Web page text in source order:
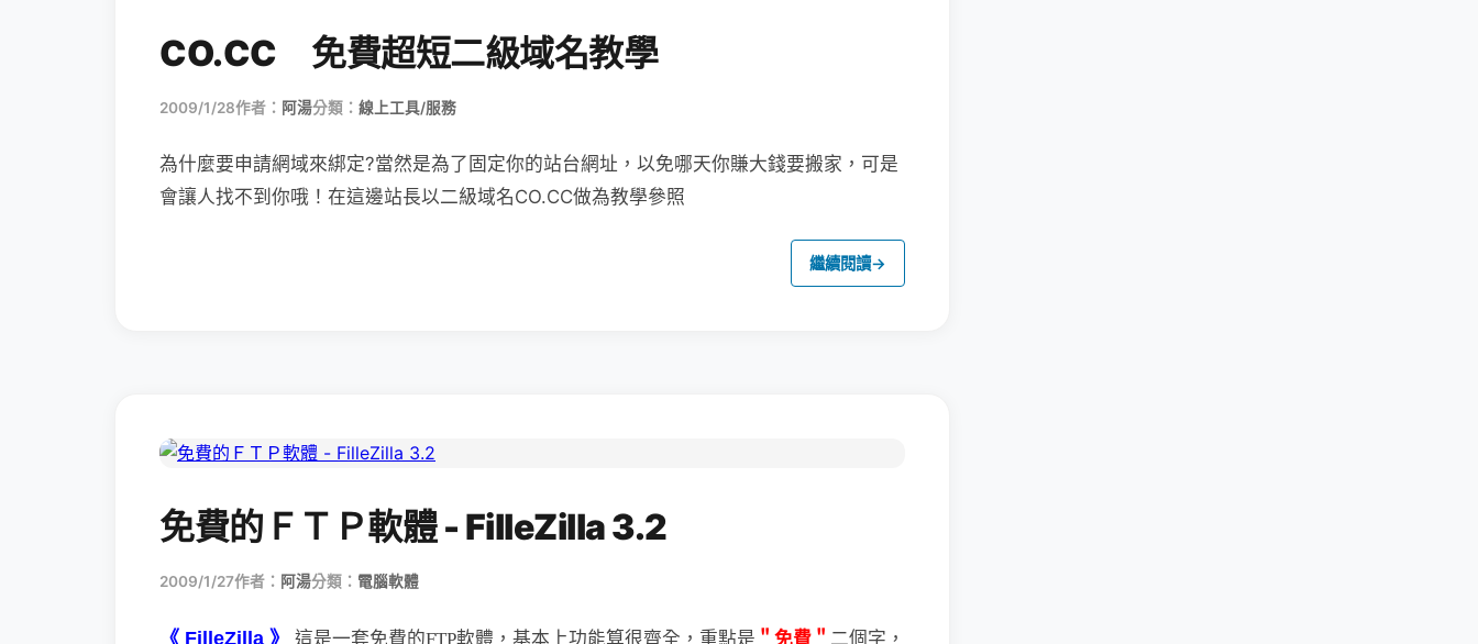
CO.CC 免費超短二級域名教學
2009/1/28作者： 阿湯分類： 線上工具/服務
為什麼要申請網域來綁定?當然是為了固定你的站台網址，以免哪天你賺大錢要搬家，可是
會讓人找不到你哦！在這邊站長以二級域名CO.CC做為教學參照
繼續閱讀→
免費的ＦＴＰ軟體 - FilleZilla 3.2
2009/1/27作者： 阿湯分類： 電腦軟體
《 FilleZilla 》 這是一套免費的FTP軟體，基本上功能算很齊全，重點是 ＂免費＂ 二個字，